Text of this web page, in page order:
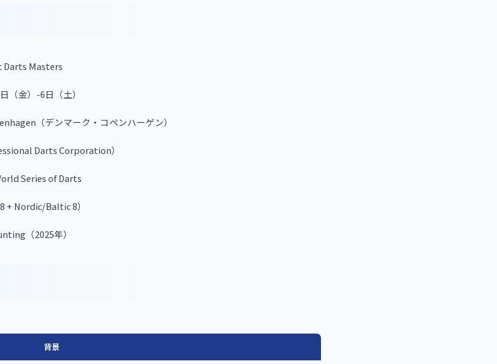
Darts Masters
（金）-6日（土）
（デンマーク・コペンハーゲン）
Darts Corporation）
Series of Darts
+ Nordic/Baltic 8）
（2025年）
背景